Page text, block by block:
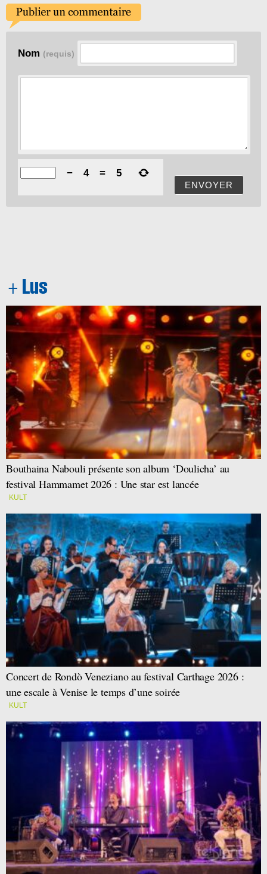
Nom (requis)
ENVOYER
− 4 = 5
Bouthaina Nabouli présente son album ‘Doulicha’ au
festival Hammamet 2026 : Une star est lancée
KULT
Concert de Rondò Veneziano au festival Carthage 2026 :
une escale à Venise le temps d’une soirée
KULT